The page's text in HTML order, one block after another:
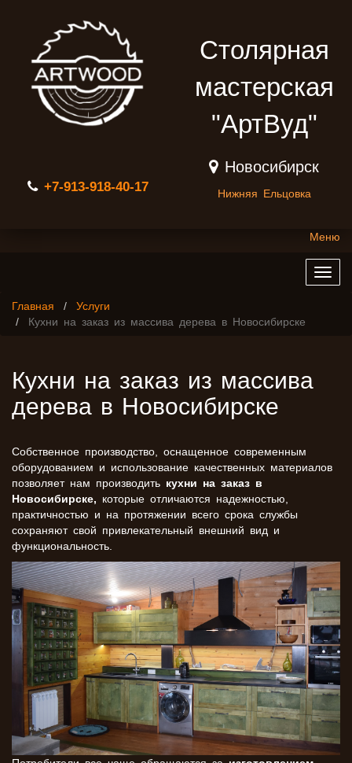
Столярная
мастерская
"АртВуд"
+7-913-918-40-17
Новосибирск
Нижняя Ельцовка
Меню
Главная
Услуги
Кухни на заказ из массива дерева в Новосибирске
Кухни на заказ из массива
дерева в Новосибирске
Собственное производство, оснащенное современным
оборудованием и использование качественных материалов
позволяет нам производить кухни на заказ в
Новосибирске, которые отличаются надежностью,
практичностью и на протяжении всего срока службы
сохраняют свой привлекательный внешний вид и
функциональность.